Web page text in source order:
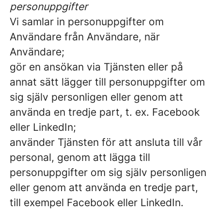
personuppgifter
Vi samlar in personuppgifter om
Användare från Användare, när
Användare;
gör en ansökan via Tjänsten eller på
annat sätt lägger till personuppgifter om
sig själv personligen eller genom att
använda en tredje part, t. ex. Facebook
eller LinkedIn;
använder Tjänsten för att ansluta till vår
personal, genom att lägga till
personuppgifter om sig själv personligen
eller genom att använda en tredje part,
till exempel Facebook eller LinkedIn.